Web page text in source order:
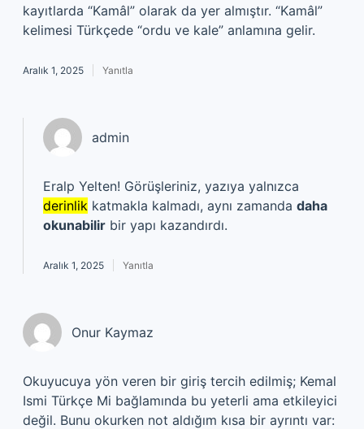
kayıtlarda “Kamâl” olarak da yer almıştır. “Kamâl”
kelimesi Türkçede “ordu ve kale” anlamına gelir.
Aralık 1, 2025 Yanıtla
admin
Eralp Yelten! Görüşleriniz, yazıya yalnızca
derinlik katmakla kalmadı, aynı zamanda daha
okunabilir bir yapı kazandırdı.
Aralık 1, 2025 Yanıtla
Onur Kaymaz
Okuyucuya yön veren bir giriş tercih edilmiş; Kemal
Ismi Türkçe Mi bağlamında bu yeterli ama etkileyici
değil. Bunu okurken not aldığım kısa bir ayrıntı var: